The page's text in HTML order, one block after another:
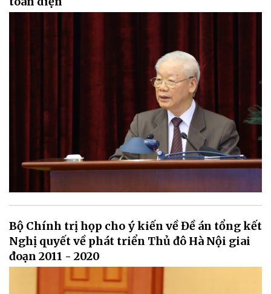
Bộ Chính trị họp cho ý kiến về Đề án tổng kết
Nghị quyết về phát triển Thủ đô Hà Nội giai
đoạn 2011 - 2020